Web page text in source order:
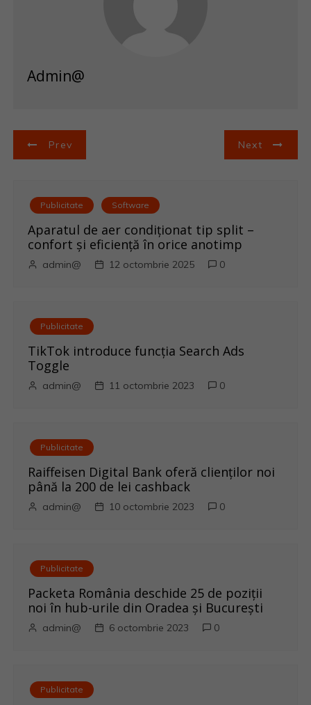
Admin@
N
Prev Next
Publicitate Software
Aparatul de aer condiționat tip split –
confort și eficiență în orice anotimp
admin@ 12 octombrie 2025 0
Publicitate
TikTok introduce funcția Search Ads
Toggle
admin@ 11 octombrie 2023 0
Publicitate
Raiffeisen Digital Bank oferă clienților noi
până la 200 de lei cashback
admin@ 10 octombrie 2023 0
Publicitate
Packeta România deschide 25 de poziții
noi în hub-urile din Oradea și București
admin@ 6 octombrie 2023 0
Publicitate